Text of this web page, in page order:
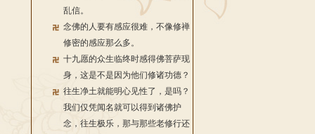
乱信。
念佛的人要有感应很难，不像修禅
修密的感应那么多。
十九愿的众生临终时感得佛菩萨现
身，这是不是因为他们修诸功德？
往生净土就能明心见性了，是吗？
我们仅凭闻名就可以得到诸佛护
念，往生极乐，那与那些老修行还